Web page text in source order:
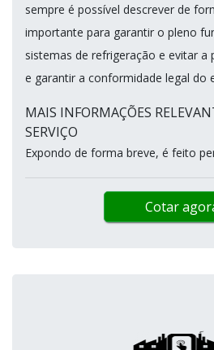
sempre é possível descrever de
importante para garantir o pleno
sistemas de refrigeração e evitar a
e garantir a conformidade legal do
MAIS INFORMAÇÕES
SERVIÇO
Expondo de forma breve, é feito
Cotar